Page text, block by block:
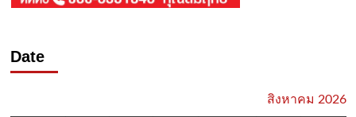
Date
สิงหาคม 2026